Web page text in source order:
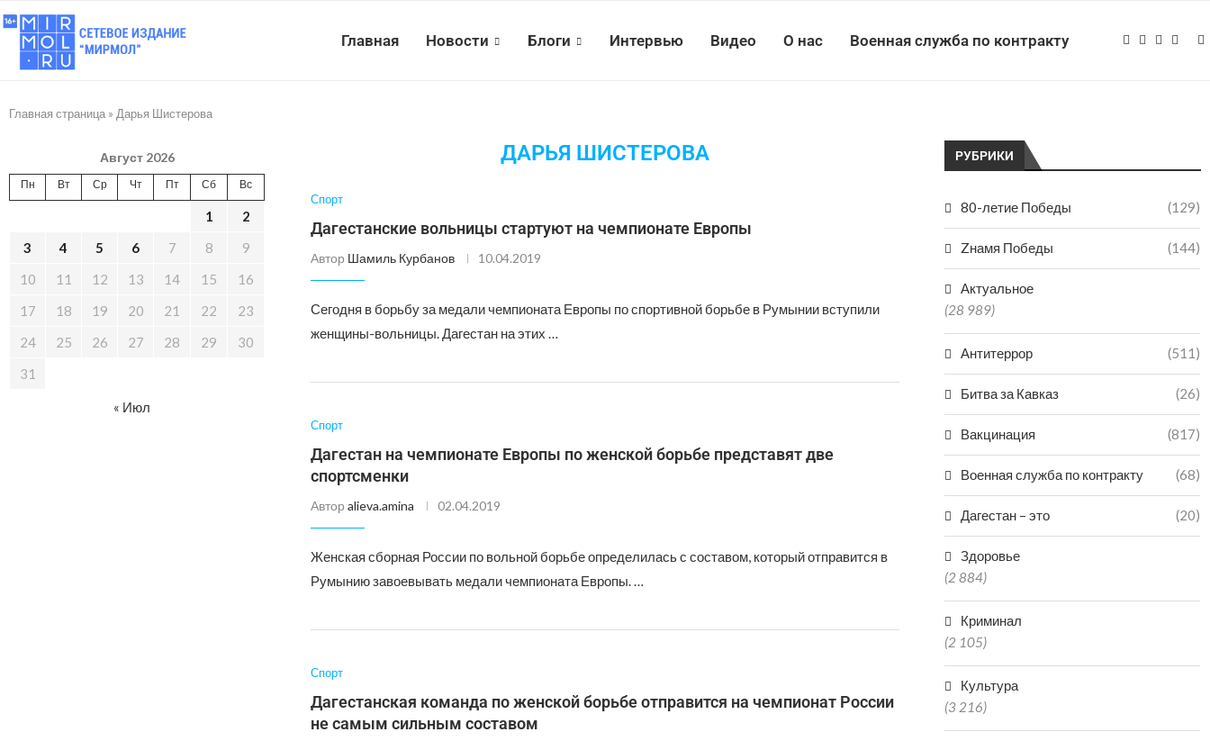
Главная Новости Блоги Интервью Видео О нас Военная служба по контракту
Главная страница » Дарья Шистерова
ДАРЬЯ ШИСТЕРОВА
Спорт
Дагестанские вольницы стартуют на чемпионате Европы
Автор Шамиль Курбанов 10.04.2019
Сегодня в борьбу за медали чемпионата Европы по спортивной борьбе в Румынии вступили
женщины-вольницы. Дагестан на этих …
Спорт
Дагестан на чемпионате Европы по женской борьбе представят две
спортсменки
Автор alieva.amina 02.04.2019
Женская сборная России по вольной борьбе определилась с составом, который отправится в
Румынию завоевывать медали чемпионата Европы. …
Спорт
Дагестанская команда по женской борьбе отправится на чемпионат России
не самым сильным составом
РУБРИКИ
80-летие Победы (129)
Zнамя Победы (144)
Актуальное
(28 989)
Антитеррор (511)
Битва за Кавказ (26)
Вакцинация (817)
Военная служба по контракту (68)
Дагестан – это (20)
Здоровье
(2 884)
Криминал
(2 105)
Культура
(3 216)
Август 2026
Пн Вт Ср Чт Пт Сб Вс
1
2
3
4 5 6 7 8
9
10
11 12 13 14 15
16
17
18 19 20 21 22
23
24
25 26 27 28 29
30
31
« Июл